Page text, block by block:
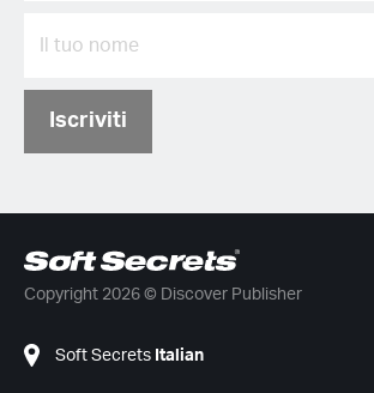
Iscriviti
Copyright 2026 © Discover Publisher
Soft Secrets Italian